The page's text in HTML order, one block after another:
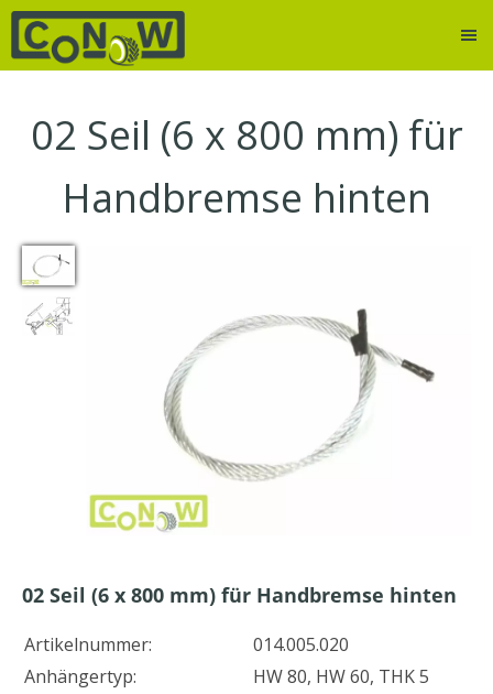
02 Seil (6 x 800 mm) für
Handbremse hinten
02 Seil (6 x 800 mm) für Handbremse hinten
Artikelnummer:
014.005.020
Anhängertyp:
HW 80, HW 60, THK 5